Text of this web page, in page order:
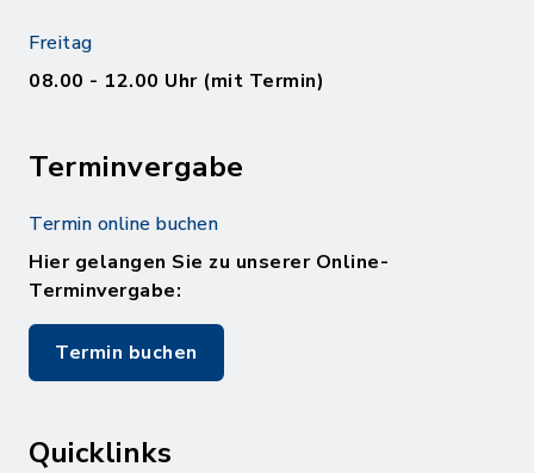
Freitag
08.00 - 12.00 Uhr (mit Termin)
Terminvergabe
Termin online buchen
Hier gelangen Sie zu unserer Online-
Terminvergabe:
Termin buchen
Quicklinks